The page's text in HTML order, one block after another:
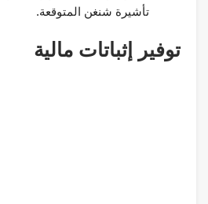
تأشيرة شنغن المتوقعة.
توفير إثباتات مالية